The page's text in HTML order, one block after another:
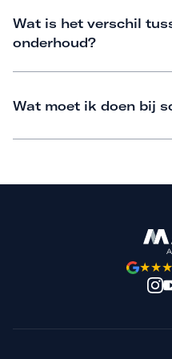
Wat is het verschil
onderhoud?
Wat moet ik doen bij
★★★